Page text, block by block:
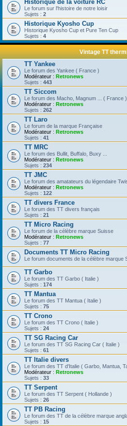
Historique de la voiture RC
Le forum sur l'histoire de notre loisir
Sujets : 2
Historique Kyosho Cup
Historique Kyosho Cup et Pure Ten Cup
Sujets : 4
Vintage TT
TT Yankee
Le forum des Yankee ( France )
Modérateur : Retronews
Sujets : 443
TT Siccom
Le forum des Macho, Magnum ... ( France )
Modérateur : Retronews
Sujets : 262
TT Laro
Le forum de la marque Française
Modérateur : Retronews
Sujets : 41
TT MRC
Le forum des Bullit, Buffalo, Buxy ...
Modérateur : Retronews
Sujets : 234
TT JMC
Le forum des amatateurs du légendaire
Modérateur : Retronews
Sujets : 122
TT divers France
Le forum des TT divers français
Sujets : 21
TT Micro Racing
Le forum de la célèbre marque Suisse
Modérateur : Retronews
Sujets : 77
Documents TT Micro Racing
Le forum documents de la célèbre marque
TT Garbo
Le forum des TT Garbo ( Italie )
Sujets : 174
TT Mantua
Le forum des TT Mantua ( Italie )
Sujets : 75
TT Crono
Le forum des TT Crono ( Italie )
Sujets : 24
TT SG Racing Car
Le forum des TT SG Racing Car ( Italie )
Sujets : 61
TT Italie divers
Le forum des TT d'Italie ( Garbo, Mantua,
Modérateur : Retronews
Sujets : 33
TT Serpent
Le forum des TT Serpent ( Hollande )
Sujets : 26
TT PB Racing
Le forum des TT de la célèbre marque
Sujets : 15